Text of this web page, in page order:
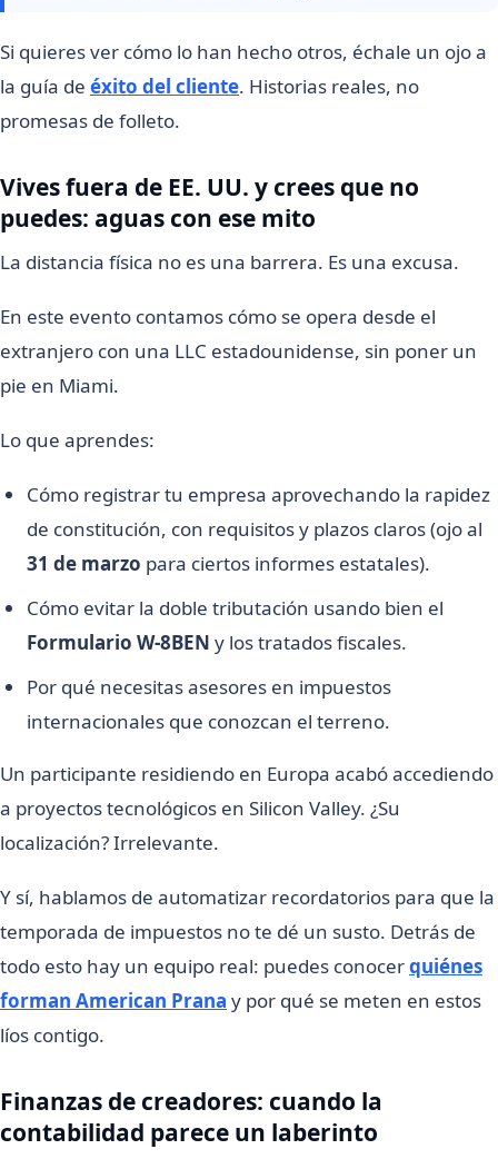
Si quieres ver cómo lo han hecho otros, échale un ojo a
la guía de éxito del cliente. Historias reales, no
promesas de folleto.
Vives fuera de EE. UU. y crees que no
puedes: aguas con ese mito
La distancia física no es una barrera. Es una excusa.
En este evento contamos cómo se opera desde el
extranjero con una LLC estadounidense, sin poner un
pie en Miami.
Lo que aprendes:
Cómo registrar tu empresa aprovechando la rapidez
de constitución, con requisitos y plazos claros (ojo al
31 de marzo para ciertos informes estatales).
Cómo evitar la doble tributación usando bien el
Formulario W-8BEN y los tratados fiscales.
Por qué necesitas asesores en impuestos
internacionales que conozcan el terreno.
Un participante residiendo en Europa acabó accediendo
a proyectos tecnológicos en Silicon Valley. ¿Su
localización? Irrelevante.
Y sí, hablamos de automatizar recordatorios para que la
temporada de impuestos no te dé un susto. Detrás de
todo esto hay un equipo real: puedes conocerquiénes
forman American Prana y por qué se meten en estos
líos contigo.
Finanzas de creadores: cuando la
contabilidad parece un laberinto